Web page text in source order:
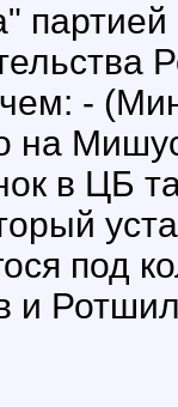
-
на
в ЦБ
под
и